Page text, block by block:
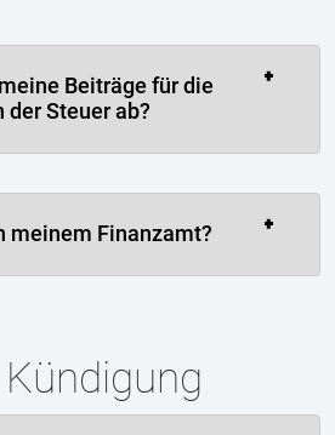
Beiträge für die
der Steuer ab?
meinem Finanzamt?